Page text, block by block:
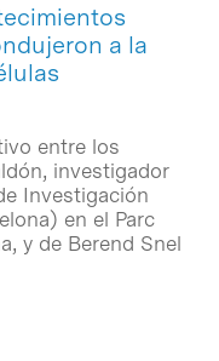
a la
entre los
investigador
Investigación
en el Parc
y de Berend Snel